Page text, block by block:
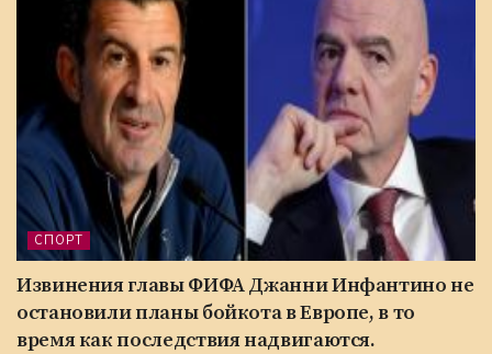
СПОРТ
Извинения главы ФИФА Джанни Инфантино не
остановили планы бойкота в Европе, в то
время как последствия надвигаются.